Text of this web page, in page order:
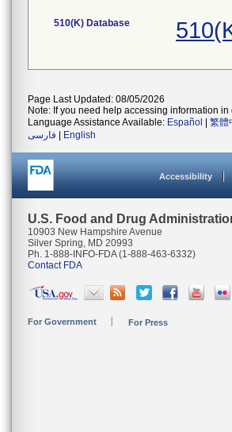
510(K) Database
Page Last Updated: 08/05/2026
Note: If you need help accessing information in
Language Assistance Available: Español 繁體
فارسی
English
Accessibility
U.S. Food and Drug
10903 New Hampshire Avenue
Silver Spring, MD 20993
Ph. 1-888-INFO-FDA (1-888-463-6332)
Contact FDA
For Government For Press